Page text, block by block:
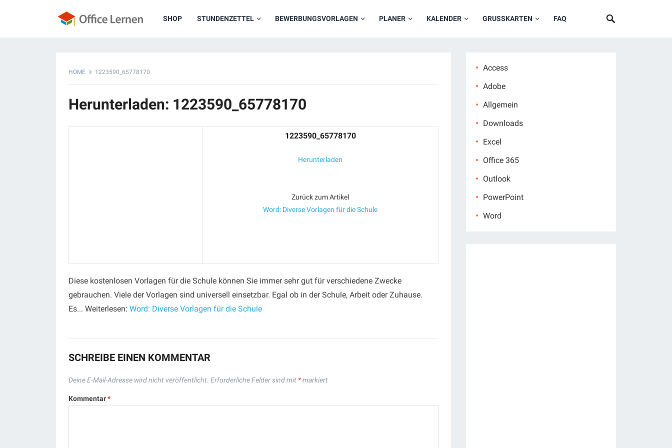
SHOP STUNDENZETTEL BEWERBUNGSVORLAGEN PLANER KALENDER GRUSSKARTEN FAQ
HOME 1223590_65778170
Herunterladen: 1223590_65778170
1223590_65778170
Herunterladen
Zurück zum Artikel
Word: Diverse Vorlagen für die Schule
Diese kostenlosen Vorlagen für die Schule können Sie immer sehr gut für verschiedene Zwecke
gebrauchen. Viele der Vorlagen sind universell einsetzbar. Egal ob in der Schule, Arbeit oder Zuhause.
Es... Weiterlesen: Word: Diverse Vorlagen für die Schule
SCHREIBE EINEN KOMMENTAR
Deine E-Mail-Adresse wird nicht veröffentlicht. Erforderliche Felder sind mit *markiert
Kommentar*
Access
Adobe
Allgemein
Downloads
Excel
Office 365
Outlook
PowerPoint
Word